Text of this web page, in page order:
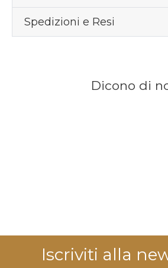
Spedizioni e Resi
Dicono di
Iscriviti alla